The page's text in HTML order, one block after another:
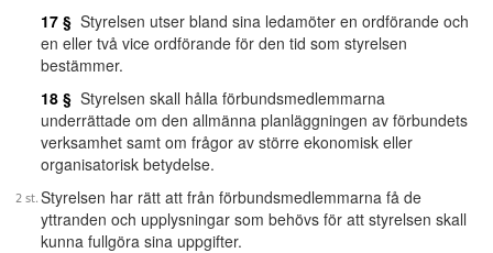
17 § Styrelsen utser bland sina ledamöter en ordförande och
en eller två vice ordförande för den tid som styrelsen
bestämmer.
18 § Styrelsen skall hålla förbundsmedlemmarna
underrättade om den allmänna planläggningen av förbundets
verksamhet samt om frågor av större ekonomisk eller
organisatorisk betydelse.
Styrelsen har rätt att från förbundsmedlemmarna få de
yttranden och upplysningar som behövs för att styrelsen skall
kunna fullgöra sina uppgifter.